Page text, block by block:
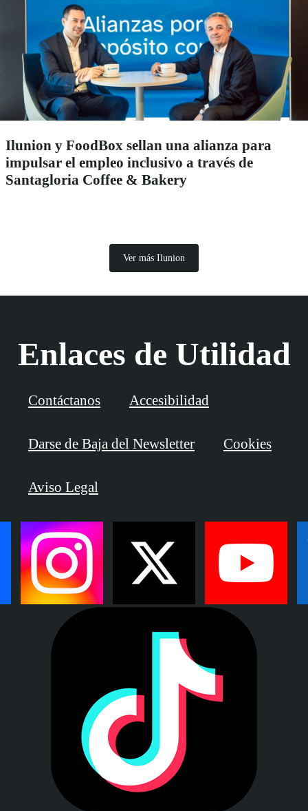
Ilunion y FoodBox sellan una alianza para
impulsar el empleo inclusivo a través de
Santagloria Coffee & Bakery
Ver más Ilunion
Enlaces de Utilidad
Contáctanos Accesibilidad
Darse de Baja del Newsletter Cookies
Aviso Legal